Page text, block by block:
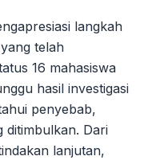
langkah
telah
16 mahasiswa
hasil investigasi
penyebab,
ditimbulkan. Dari
lanjutan,